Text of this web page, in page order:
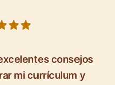
consejos
mi currículum y